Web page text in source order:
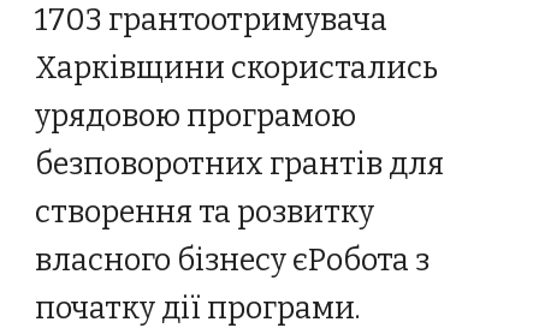
1703 грантоотримувача
Харківщини скористались
урядовою програмою
безповоротних грантів для
створення та розвитку
власного бізнесу єРобота з
початку дії програми.